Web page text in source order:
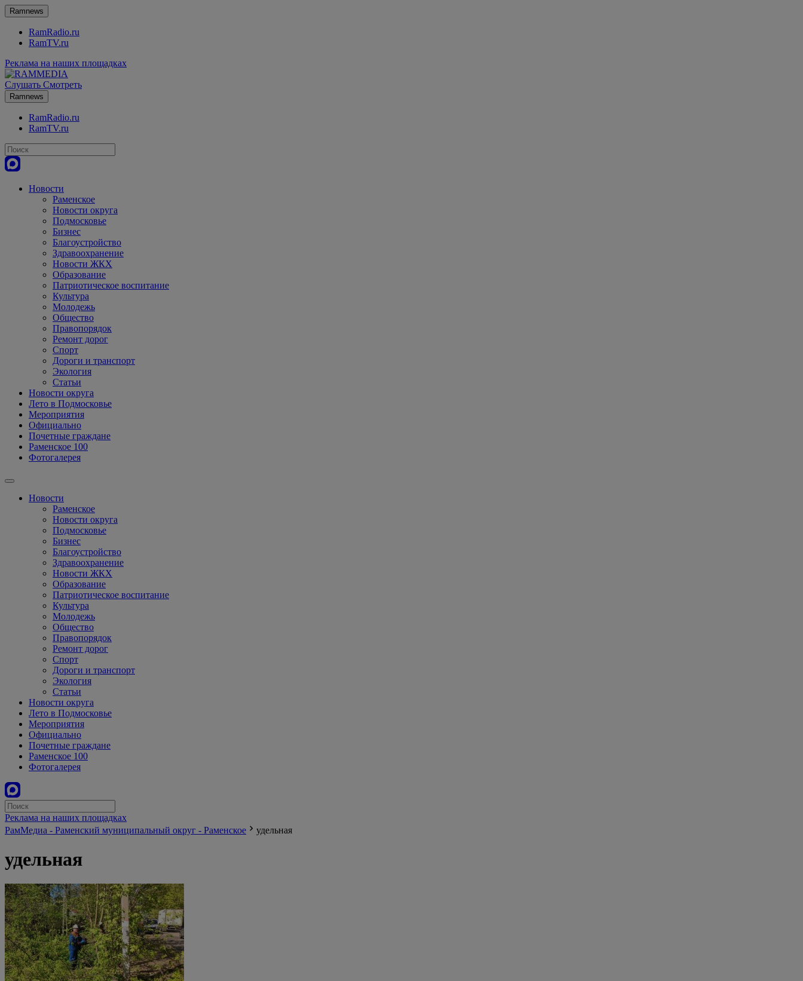
Ramnews
RamRadio.ru
RamTV.ru
Реклама на наших площадках
Слушать Смотреть
Ramnews
RamRadio.ru
RamTV.ru
Новости
Раменское
Новости округа
Подмосковье
Бизнес
Благоустройство
Здравоохранение
Новости ЖКХ
Образование
Патриотическое воспитание
Культура
Молодежь
Общество
Правопорядок
Ремонт дорог
Спорт
Дороги и транспорт
Экология
Статьи
Новости округа
Лето в Подмосковье
Мероприятия
Официально
Почетные граждане
Раменское 100
Фотогалерея
Новости
Раменское
Новости округа
Подмосковье
Бизнес
Благоустройство
Здравоохранение
Новости ЖКХ
Образование
Патриотическое воспитание
Культура
Молодежь
Общество
Правопорядок
Ремонт дорог
Спорт
Дороги и транспорт
Экология
Статьи
Новости округа
Лето в Подмосковье
Мероприятия
Официально
Почетные граждане
Раменское 100
Фотогалерея
Реклама на наших площадках
РамМедиа - Раменский муниципальный округ - Раменское
удельная
удельная